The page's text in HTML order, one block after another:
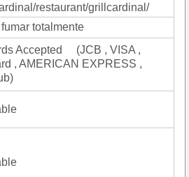
restaurant/grillcardinal/
totalmente
Accepted (JCB , VISA ,
, AMERICAN EXPRESS ,